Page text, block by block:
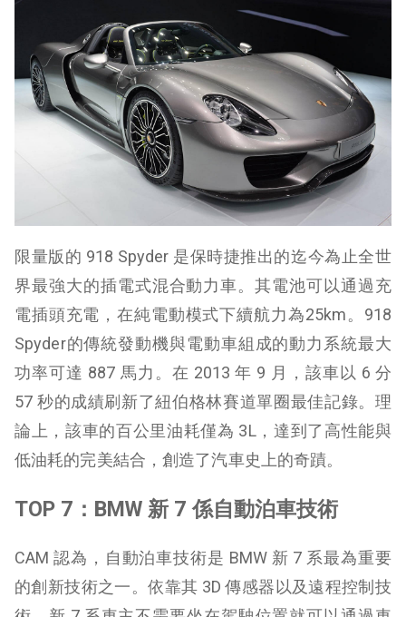
限量版的 918 Spyder 是保時捷推出的迄今為止全世
界最強大的插電式混合動力車。其電池可以通過充
電插頭充電，在純電動模式下續航力為25km。918
Spyder的傳統發動機與電動車組成的動力系統最大
功率可達 887 馬力。在 2013 年 9 月，該車以 6 分
57 秒的成績刷新了紐伯格林賽道單圈最佳記錄。理
論上，該車的百公里油耗僅為 3L，達到了高性能與
低油耗的完美結合，創造了汽車史上的奇蹟。
TOP 7：BMW 新 7 係自動泊車技術
CAM 認為，自動泊車技術是 BMW 新 7 系最為重要
的創新技術之一。依靠其 3D 傳感器以及遠程控制技